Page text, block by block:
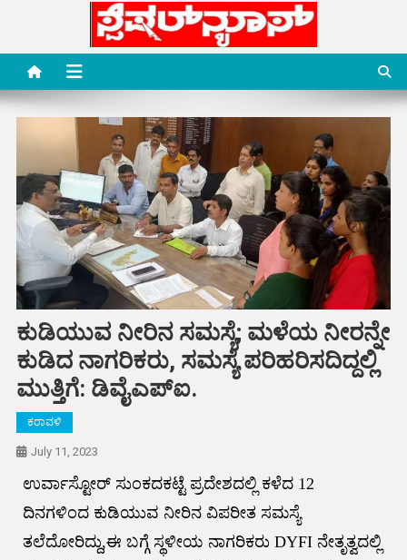
content
Special News Media
Special News Media
ಕುಡಿಯುವ ನೀರಿನ ಸಮಸ್ಯೆ; ಮಳೆಯ ನೀರನ್ನೇ
ಕುಡಿದ ನಾಗರಿಕರು, ಸಮಸ್ಯೆ ಪರಿಹರಿಸದಿದ್ದಲ್ಲಿ
ಮುತ್ತಿಗೆ: ಡಿವೈಎಪ್ಐ.
ಕರಾವಳಿ
July 11, 2023
ಉರ್ವಾಸ್ಟೋರ್ ಸುಂಕದಕಟ್ಟೆ ಪ್ರದೇಶದಲ್ಲಿ ಕಳೆದ 12
ದಿನಗಳಿಂದ ಕುಡಿಯುವ ನೀರಿನ ವಿಪರೀತ ಸಮಸ್ಯೆ
ತಲೆದೋರಿದ್ದು,ಈ ಬಗ್ಗೆ ಸ್ಥಳೀಯ ನಾಗರಿಕರು DYFI ನೇತೃತ್ವದಲ್ಲಿ